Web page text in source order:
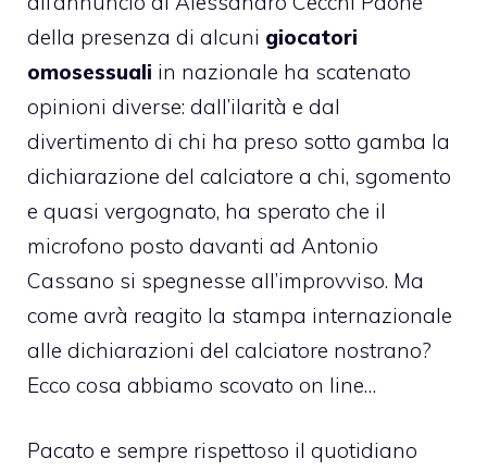
della presenza di alcuni giocatori
omosessuali in nazionale ha scatenato
opinioni diverse: dall’ilarità e dal
divertimento di chi ha preso sotto gamba la
dichiarazione del calciatore a chi, sgomento
e quasi vergognato, ha sperato che il
microfono posto davanti ad Antonio
Cassano si spegnesse all’improvviso. Ma
come avrà reagito la stampa internazionale
alle dichiarazioni del calciatore nostrano?
Ecco cosa abbiamo scovato on line…
Pacato e sempre rispettoso il quotidiano